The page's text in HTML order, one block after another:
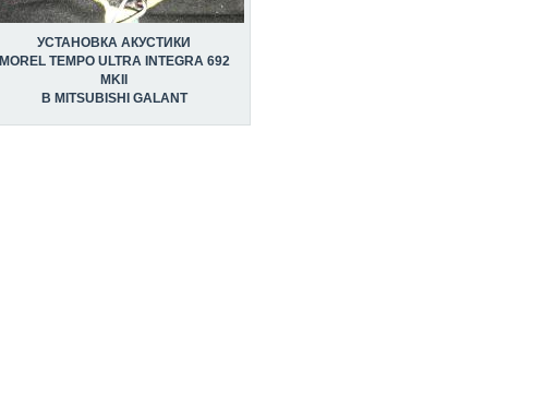
УСТАНОВКА АКУСТИКИ
MOREL TEMPO ULTRA INTEGRA 692
MKII
В MITSUBISHI GALANT